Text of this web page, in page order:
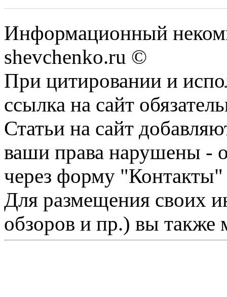
Информационный
shevchenko.ru ©
При цитировании и
ссылка на сайт
Статьи на сайт
ваши права нарушены -
через форму "Контакты"
Для размещения своих
обзоров и пр.) вы также